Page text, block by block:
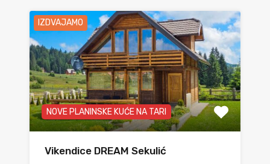
IZDVAJAMO
NOVE PLANINSKE KUĆE NA TARI
Vikendice DREAM Sekulić